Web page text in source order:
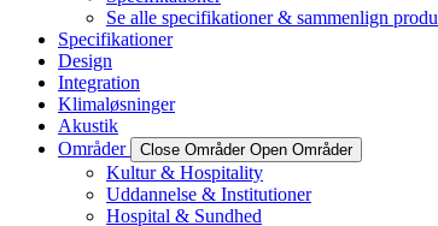
Se alle specifikationer & sammenlign
Specifikationer
Design
Integration
Klimaløsninger
Akustik
Områder
Close Områder Open Områder
Kultur & Hospitality
Uddannelse & Institutioner
Hospital & Sundhed